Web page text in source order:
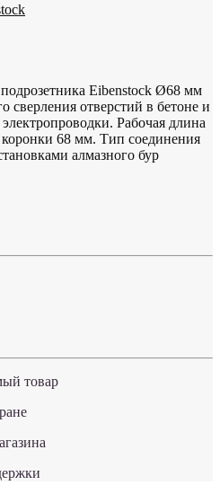
Eibenstock Ø68 мм
сверления отверстий в бетоне и
Рабочая длина
68 мм. Тип соединения
алмазного бур
товар